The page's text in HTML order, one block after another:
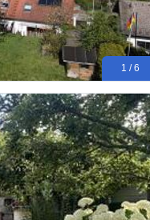
1 / 6